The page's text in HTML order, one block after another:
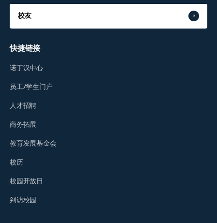
校友
快捷链接
诺丁汉中心
员工/学生门户
人才招聘
商务拓展
教育发展基金会
校历
校园开放日
到访校园